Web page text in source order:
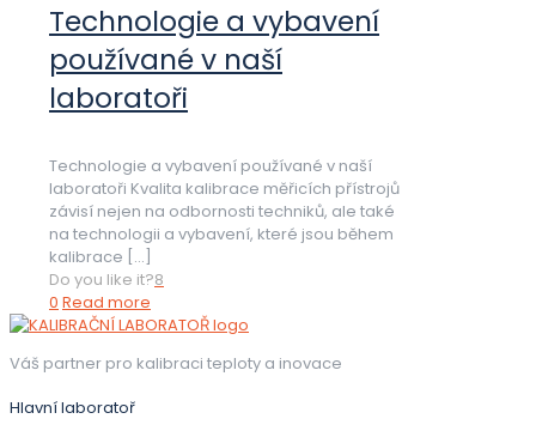
Technologie a vybavení
používané v naší
laboratoři
Technologie a vybavení používané v naší
laboratoři Kvalita kalibrace měřicích přístrojů
závisí nejen na odbornosti techniků, ale také
na technologii a vybavení, které jsou během
kalibrace […]
Do you like it?8
0 Read more
Váš partner pro kalibraci teploty a inovace
Hlavní laboratoř